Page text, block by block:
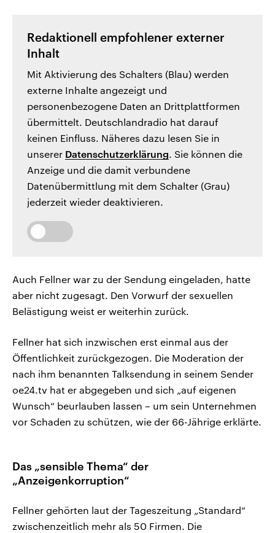
Redaktionell empfohlener externer
Inhalt
Mit Aktivierung des Schalters (Blau) werden
externe Inhalte angezeigt und
personenbezogene Daten an Drittplattformen
übermittelt. Deutschlandradio hat darauf
keinen Einfluss. Näheres dazu lesen Sie in
unserer Datenschutzerklärung. Sie können die
Anzeige und die damit verbundene
Datenübermittlung mit dem Schalter (Grau)
jederzeit wieder deaktivieren.
Auch Fellner war zu der Sendung eingeladen, hatte
aber nicht zugesagt. Den Vorwurf der sexuellen
Belästigung weist er weiterhin zurück.
Fellner hat sich inzwischen erst einmal aus der
Öffentlichkeit zurückgezogen. Die Moderation der
nach ihm benannten Talksendung in seinem Sender
oe24.tv hat er abgegeben und sich „auf eigenen
Wunsch“ beurlauben lassen – um sein Unternehmen
vor Schaden zu schützen, wie der 66-Jährige erklärte.
Das „sensible Thema“ der
„Anzeigenkorruption“
Fellner gehörten laut der Tageszeitung „Standard“
zwischenzeitlich mehr als 50 Firmen. Die